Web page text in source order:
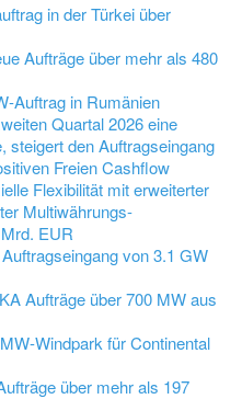
in der Türkei über
Aufträge über mehr als 480
Auftrag in Rumänien
Quartal 2026 eine
steigert den Auftragseingang
Freien Cashflow
Flexibilität mit erweiterter
Multiwährungs-
EUR
von 3.1 GW
Aufträge über 700 MW aus
Windpark für Continental
über mehr als 197